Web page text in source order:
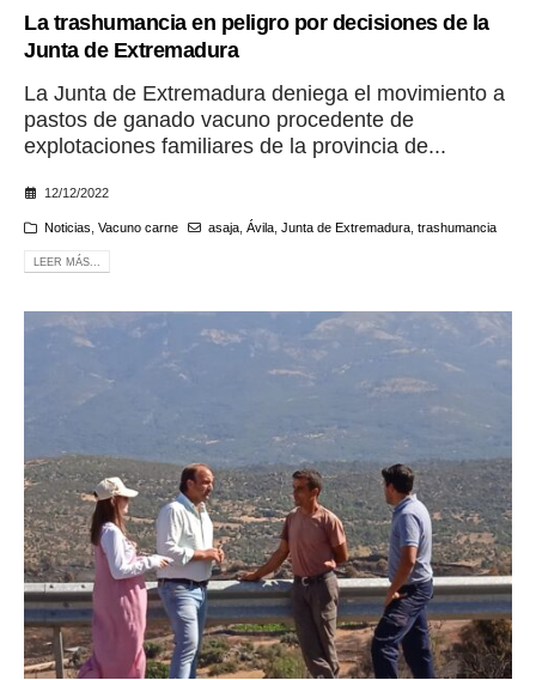
La trashumancia en peligro por decisiones de la
Junta de Extremadura
La Junta de Extremadura deniega el movimiento a
pastos de ganado vacuno procedente de
explotaciones familiares de la provincia de...
12/12/2022
Noticias Vacuno carne asaja, Ávila, Junta de Extremadura, trashumancia
LEER MÁS...